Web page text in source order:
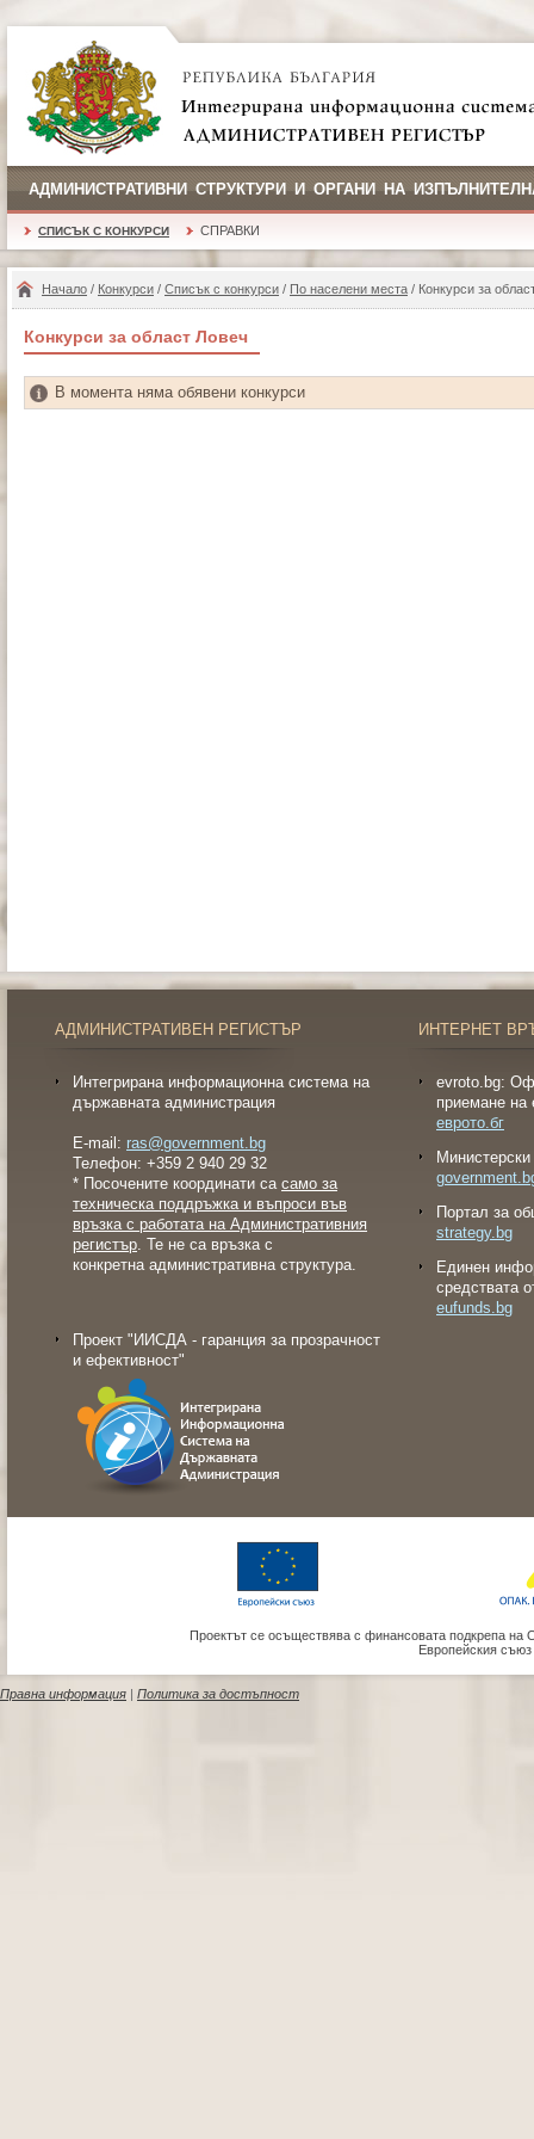
АДМИНИСТРАТИВНИ СТРУКТУРИ И ОРГАНИ НА
СПИСЪК С КОНКУРСИ СПРАВКИ
Начало / Конкурси / Списък с конкурси / По населени места / Конкурси за
Конкурси за област Ловеч
В момента няма обявени конкурси
АДМИНИСТРАТИВЕН РЕГИСТЪР
Интегрирана информационна система на
държавната администрация
E-mail: ras@government.bg
Телефон: +359 2 940 29 32
* Посочените координати са само за
техническа поддръжка и въпроси във
връзка с работата на Административния
регистър. Те не са връзка с
конкретна административна структура.
Проект "ИИСДА - гаранция за прозрачност
и ефективност"
ИНТЕРНЕТ
evroto.bg:
приемане на
еврото.бг
Портал за
strategy.bg
Eдинен
средствата
eufunds.bg
Проектът се осъществява с финансовата подкрепа на
Европейския
Правна информация | Политика за достъпност